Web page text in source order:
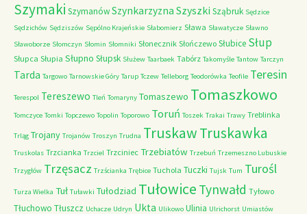
Szymaki SzymanówSzynkarzyzna Szyszki Sząbruk Sędzice
Sędzichów Sędziszów Sępólno Krajeńskie Słabomierz Sława Sławatycze Sławno
Sławoborze Słomczyn Słomin Słomniki Słonecznik Słończewo Słubice Słup
Słupca Słupia Słupno Słupsk Służew Taarbaek Tabórz Takomyśle Tantow Tarczyn
Tarda Targowo Tarnowskie Góry Tarup Tczew Telleborg Teodorówka Teofile Teresin
Terespol Tereszewo Tleń Tomaryny Tomaszewo Tomaszkowo
Tomczyce Tomki Topczewo Topolin Toporowo Toruń Toszek Trakai Trawy Treblinka
Trląg Trojany Trojanów Troszyn Trudna TruskawTruskawka
Truskolas Trzcianka Trzciel Trzciniec Trzebiatów Trzebuń Trzemeszno Lubuskie
Trzygłów Trzęsacz Trzścianka Trębice Tuchola Tuczki Tujsk Tum Turośl
Turza Wielka Tuł Tuławki Tułodziad Tułowice Tynwałd Tyłowo
Tłuchowo Tłuszcz Uchacze Udryn Ukta Ulikowo Ulinia Ulrichorst Umiastów